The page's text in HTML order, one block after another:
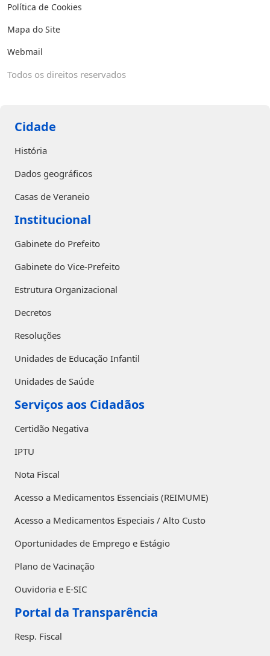
Política de Cookies
Mapa do Site
Webmail
Todos os direitos reservados
Cidade
História
Dados geográficos
Casas de Veraneio
Institucional
Gabinete do Prefeito
Gabinete do Vice-Prefeito
Estrutura Organizacional
Decretos
Resoluções
Unidades de Educação Infantil
Unidades de Saúde
Serviços aos Cidadãos
Certidão Negativa
IPTU
Nota Fiscal
Acesso a Medicamentos Essenciais (REIMUME)
Acesso a Medicamentos Especiais / Alto Custo
Oportunidades de Emprego e Estágio
Plano de Vacinação
Ouvidoria e E-SIC
Portal da Transparência
Resp. Fiscal